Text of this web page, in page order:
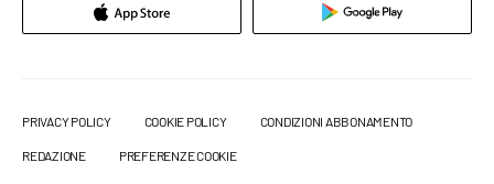
PRIVACY POLICY COOKIE POLICY CONDIZIONI ABBONAMENTO
REDAZIONE PREFERENZE COOKIE